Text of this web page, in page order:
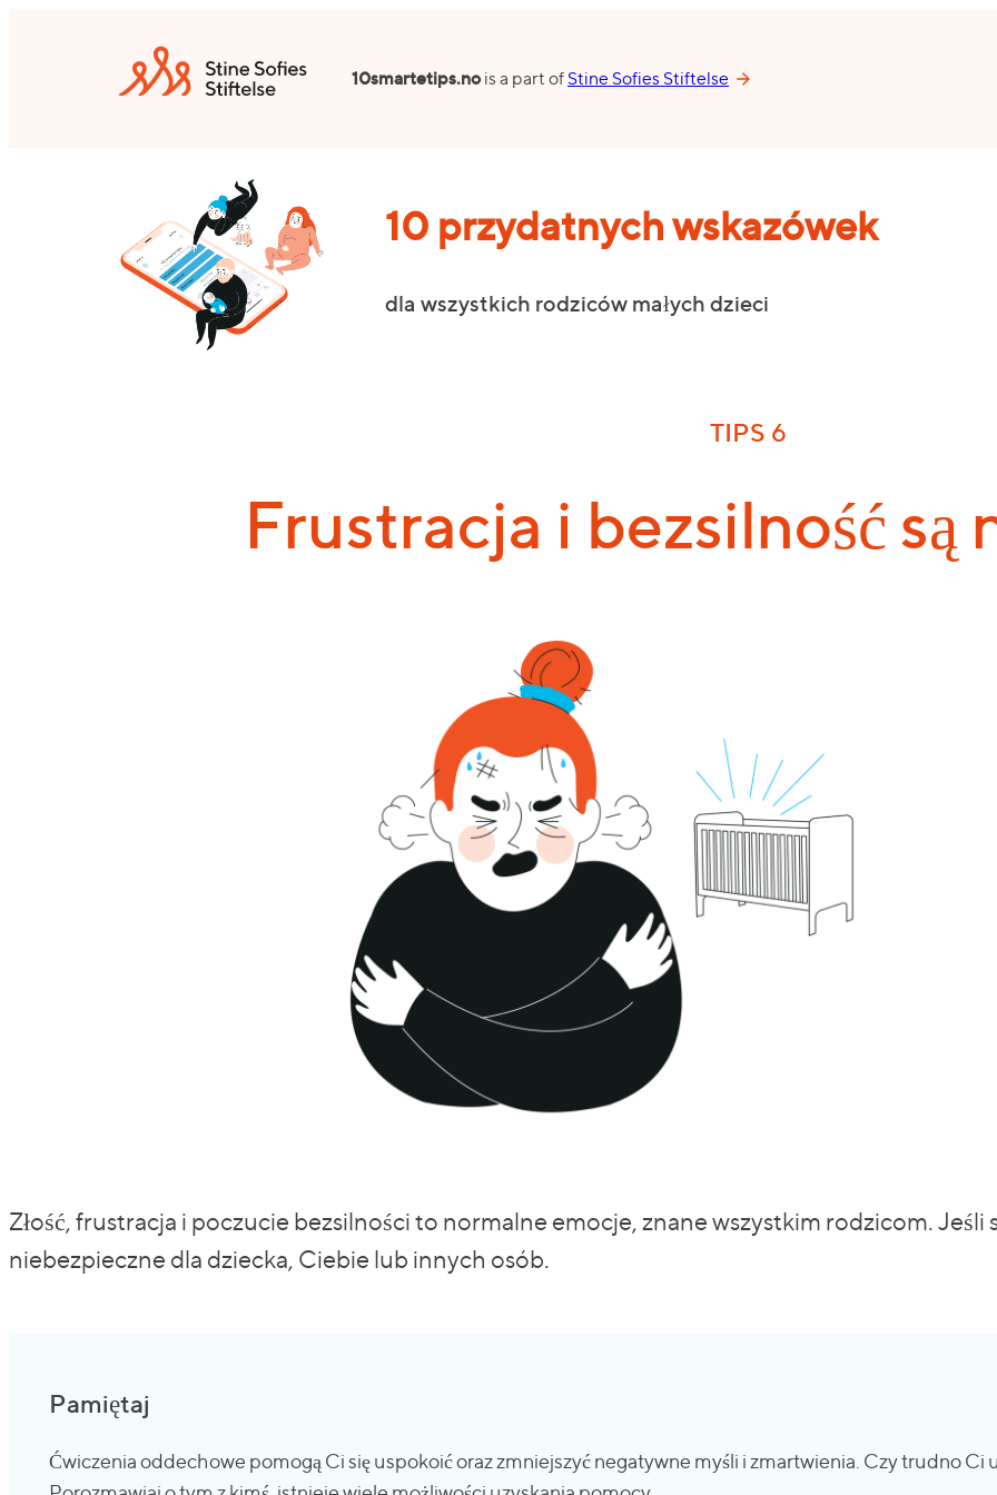
10smartetips.nois a part of Stine Sofies Stiftelse
10 przydatnych wskazówek
dla wszystkich rodziców małych dzieci
TIPS 6
Frustracja i bezsilność są
Złość, frustracja i poczucie bezsilności to normalne emocje, znane wszystkim rodzicom.
niebezpieczne dla dziecka, Ciebie lub innych osób.
Pamiętaj
Ćwiczenia oddechowe pomogą Ci się uspokoić oraz zmniejszyć negatywne myśli i zmartwienia. Czy trudno